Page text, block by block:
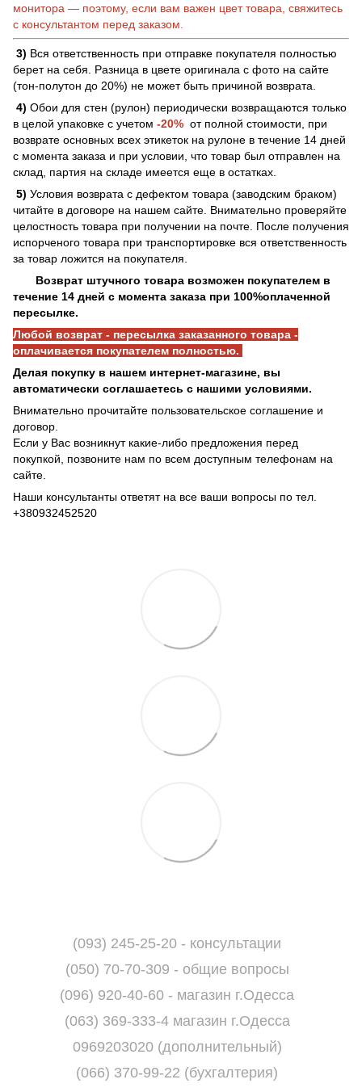
монитора — поэтому, если вам важен цвет товара, свяжитесь
с консультантом перед заказом.
3) Вся ответственность при отправке покупателя полностью
берет на себя. Разница в цвете оригинала с фото на сайте
(тон-полутон до 20%) не может быть причиной возврата.
4) Обои для стен (рулон) периодически возвращаются только
в целой упаковке с учетом -20% от полной стоимости, при
возврате основных всех этикеток на рулоне в течение 14 дней
с момента заказа и при условии, что товар был отправлен на
склад, партия на складе имеется еще в остатках.
5) Условия возврата с дефектом товара (заводским браком)
читайте в договоре на нашем сайте. Внимательно проверяйте
целостность товара при получении на почте. После получения
испорченого товара при транспортировке вся ответственность
за товар ложится на покупателя.
Возврат штучного товара возможен покупателем в
течение 14 дней с момента заказа при 100%оплаченной
пересылке.
Любой возврат - пересылка заказанного товара -
оплачивается покупателем полностью.
Делая покупку в нашем интернет-магазине, вы
автоматически соглашаетесь с нашими условиями.
Внимательно прочитайте пользовательское соглашение и
договор.
Если у Вас возникнут какие-либо предложения перед
покупкой, позвоните нам по всем доступным телефонам на
сайте.
Наши консультанты ответят на все ваши вопросы по тел.
+380932452520
(093) 245-25-20 - консультации
(050) 70-70-309 - общие вопросы
(096) 920-40-60 - магазин г.Одесса
(063) 369-333-4 магазин г.Одесса
0969203020 (дополнительный)
(066) 370-99-22 (бухгалтерия)